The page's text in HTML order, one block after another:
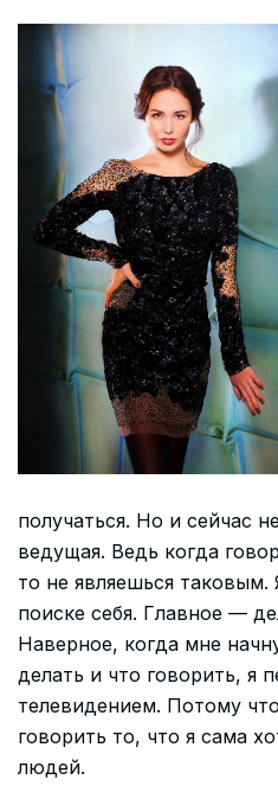
получаться. Но и сейчас
ведущая. Ведь когда
то не являешься
поиске себя. Главное —
Наверное, когда мне
делать и что говорить, я
телевидением. Потому
говорить то, что я сама
людей.